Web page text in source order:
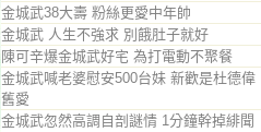
金城武38大壽 粉絲更愛中年帥
金城武 人生不強求 別餓肚子就好
陳可辛爆金城武好宅 為打電動不聚餐
金城武喊老婆慰安500台妹 新歡是杜德偉
舊愛
金城武忽然高調自剖謎情 1分鐘幹掉緋聞